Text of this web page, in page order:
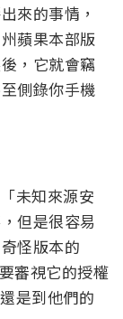
來的事情，
蘋果本部版
，它就會竊
側錄你手機
未知來源安
但是很容易
怪版本的
審視它的授權
是到他們的